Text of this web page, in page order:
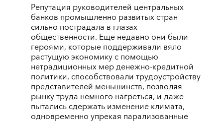
Репутация руководителей центральных
банков промышленно развитых стран
сильно пострадала в глазах
общественности. Еще недавно они были
героями, которые поддерживали вяло
растущую экономику с помощью
нетрадиционных мер денежно-кредитной
политики, способствовали трудоустройству
представителей меньшинств, позволяя
рынку труда немного нагреться, и даже
пытались сдержать изменение климата,
одновременно упрекая парализованные